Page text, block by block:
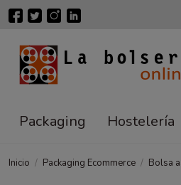
Packaging Hostelería
Inicio Packaging Ecommerce Bolsa